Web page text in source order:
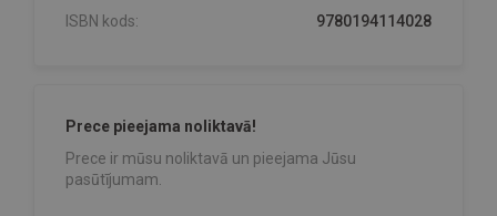
ISBN kods: 9780194114028
Prece pieejama noliktavā!
Prece ir mūsu noliktavā un pieejama Jūsu
pasūtījumam.